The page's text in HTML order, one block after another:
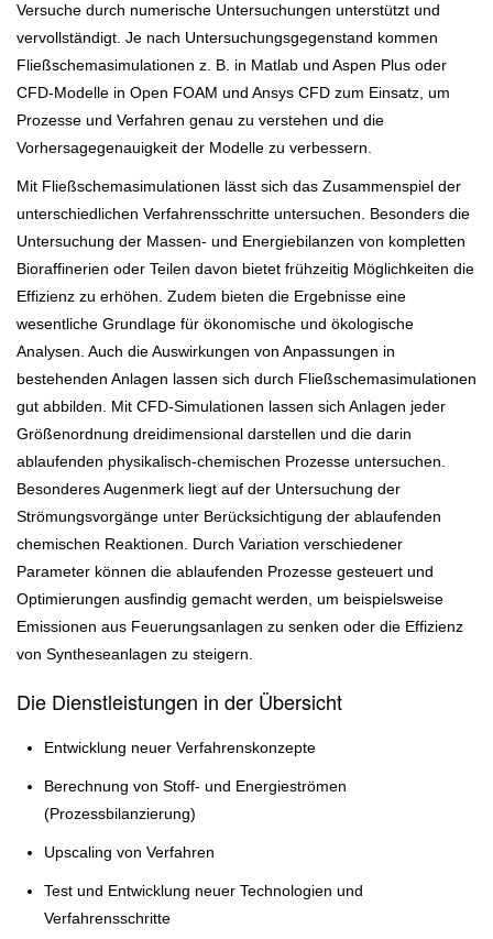
Versuche durch numerische Untersuchungen unterstützt und
vervollständigt. Je nach Untersuchungsgegenstand kommen
Fließschemasimulationen z. B. in Matlab und Aspen Plus oder
CFD-Modelle in Open FOAM und Ansys CFD zum Einsatz, um
Prozesse und Verfahren genau zu verstehen und die
Vorhersagegenauigkeit der Modelle zu verbessern.
Mit Fließschemasimulationen lässt sich das Zusammenspiel der
unterschiedlichen Verfahrensschritte untersuchen. Besonders die
Untersuchung der Massen- und Energiebilanzen von kompletten
Bioraffinerien oder Teilen davon bietet frühzeitig Möglichkeiten die
Effizienz zu erhöhen. Zudem bieten die Ergebnisse eine
wesentliche Grundlage für ökonomische und ökologische
Analysen. Auch die Auswirkungen von Anpassungen in
bestehenden Anlagen lassen sich durch Fließschemasimulationen
gut abbilden. Mit CFD-Simulationen lassen sich Anlagen jeder
Größenordnung dreidimensional darstellen und die darin
ablaufenden physikalisch-chemischen Prozesse untersuchen.
Besonderes Augenmerk liegt auf der Untersuchung der
Strömungsvorgänge unter Berücksichtigung der ablaufenden
chemischen Reaktionen. Durch Variation verschiedener
Parameter können die ablaufenden Prozesse gesteuert und
Optimierungen ausfindig gemacht werden, um beispielsweise
Emissionen aus Feuerungsanlagen zu senken oder die Effizienz
von Syntheseanlagen zu steigern.
Die Dienstleistungen in der Übersicht
Entwicklung neuer Verfahrenskonzepte
Berechnung von Stoff- und Energieströmen
(Prozessbilanzierung)
Upscaling von Verfahren
Test und Entwicklung neuer Technologien und
Verfahrensschritte